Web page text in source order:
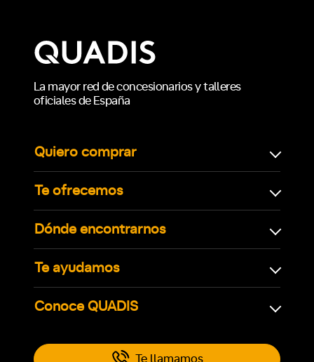
La mayor red de concesionarios y talleres
oficiales de España
Quiero comprar
Te ofrecemos
Dónde encontrarnos
Te ayudamos
Conoce QUADIS
Te llamamos